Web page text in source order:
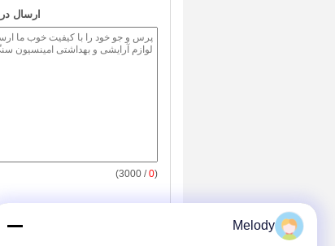
ارسال
(
0
/ 3000)
Melody